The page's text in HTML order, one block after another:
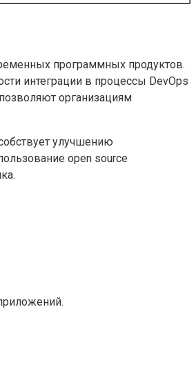
программных продуктов.
интеграции в процессы DevOps
организациям
улучшению
open source